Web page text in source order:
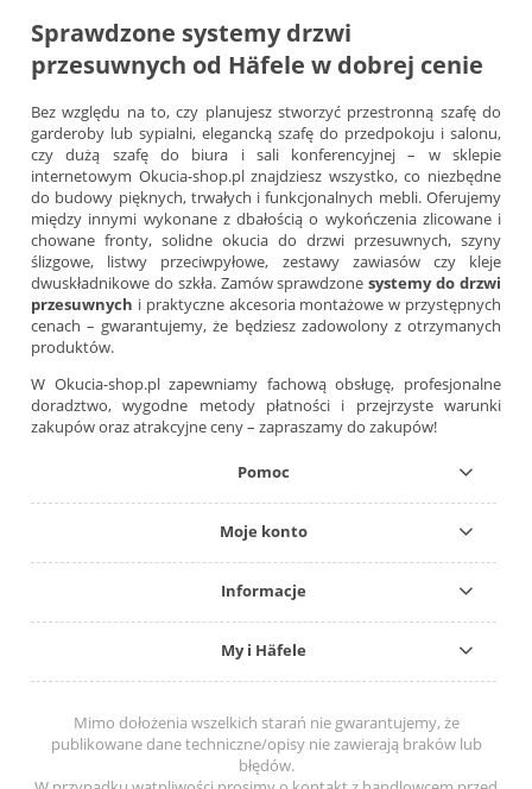
Sprawdzone systemy drzwi
przesuwnych od Häfele w dobrej cenie
Bez względu na to, czy planujesz stworzyć przestronną szafę do
garderoby lub sypialni, elegancką szafę do przedpokoju i salonu,
czy dużą szafę do biura i sali konferencyjnej – w sklepie
internetowym Okucia-shop.pl znajdziesz wszystko, co niezbędne
do budowy pięknych, trwałych i funkcjonalnych mebli. Oferujemy
między innymi wykonane z dbałością o wykończenia zlicowane i
chowane fronty, solidne okucia do drzwi przesuwnych, szyny
ślizgowe, listwy przeciwpyłowe, zestawy zawiasów czy kleje
dwuskładnikowe do szkła. Zamów sprawdzonesystemy do drzwi
przesuwnych i praktyczne akcesoria montażowe w przystępnych
cenach – gwarantujemy, że będziesz zadowolony z otrzymanych
produktów.
W Okucia-shop.pl zapewniamy fachową obsługę, profesjonalne
doradztwo, wygodne metody płatności i przejrzyste warunki
zakupów oraz atrakcyjne ceny – zapraszamy do zakupów!
Pomoc
Moje konto
Informacje
My i Häfele
Mimo dołożenia wszelkich starań nie gwarantujemy, że
publikowane dane techniczne/opisy nie zawierają braków lub
błędów.